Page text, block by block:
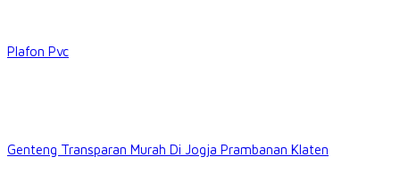
Plafon Pvc
Genteng Transparan Murah Di Jogja Prambanan Klaten